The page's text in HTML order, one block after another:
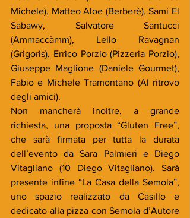
Michele), Matteo Aloe (Berberè), Sami El
Sabawy, Salvatore Santucci
(Ammaccàmm), Lello Ravagnan
(Grigoris), Errico Porzio (Pizzeria Porzio),
Giuseppe Maglione (Daniele Gourmet),
Fabio e Michele Tramontano (Al ritrovo
degli amici).
Non mancherà inoltre, a grande
richiesta, una proposta “Gluten Free”,
che sarà firmata per tutta la durata
dell’evento da Sara Palmieri e Diego
Vitagliano (10 Diego Vitagliano). Sarà
presente infine “La Casa della Semola”,
uno spazio realizzato da Casillo e
dedicato alla pizza con Semola d’Autore